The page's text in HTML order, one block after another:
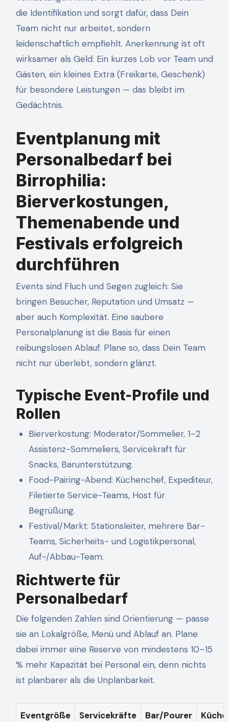
die Identifikation und sorgt dafür, dass Dein
Team nicht nur arbeitet, sondern
leidenschaftlich empfiehlt. Anerkennung ist oft
wirksamer als Geld: Ein kurzes Lob vor Team und
Gästen, ein kleines Extra (Freikarte, Geschenk)
für besondere Leistungen — das bleibt im
Gedächtnis.
Eventplanung mit
Personalbedarf bei
Birrophilia:
Bierverkostungen,
Themenabende und
Festivals erfolgreich
durchführen
Events sind Fluch und Segen zugleich: Sie
bringen Besucher, Reputation und Umsatz —
aber auch Komplexität. Eine saubere
Personalplanung ist die Basis für einen
reibungslosen Ablauf. Plane so, dass Dein Team
nicht nur überlebt, sondern glänzt.
Typische Event-Profile und
Rollen
Bierverkostung: Moderator/Sommelier, 1–2
Assistenz-Sommeliers, Servicekraft für
Snacks, Barunterstützung.
Food-Pairing-Abend: Küchenchef, Expediteur,
Filetierte Service-Teams, Host für
Begrüßung.
Festival/Markt: Stationsleiter, mehrere Bar-
Teams, Sicherheits- und Logistikpersonal,
Auf-/Abbau-Team.
Richtwerte für
Personalbedarf
Die folgenden Zahlen sind Orientierung — passe
sie an Lokalgröße, Menü und Ablauf an. Plane
dabei immer eine Reserve von mindestens 10–15
% mehr Kapazität bei Personal ein, denn nichts
ist planbarer als die Unplanbarkeit.
Eventgröße Servicekräfte Bar/Pourer